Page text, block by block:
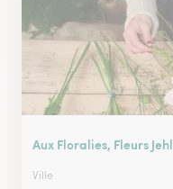
Aux Floralies, Fleurs Jehl
Ville